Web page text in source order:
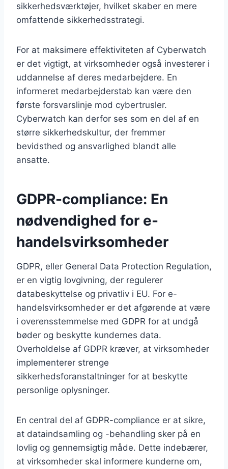
sikkerhedsværktøjer, hvilket skaber en mere
omfattende sikkerhedsstrategi.
For at maksimere effektiviteten af Cyberwatch
er det vigtigt, at virksomheder også investerer i
uddannelse af deres medarbejdere. En
informeret medarbejderstab kan være den
første forsvarslinje mod cybertrusler.
Cyberwatch kan derfor ses som en del af en
større sikkerhedskultur, der fremmer
bevidsthed og ansvarlighed blandt alle
ansatte.
GDPR-compliance: En
nødvendighed for e-
handelsvirksomheder
GDPR, eller General Data Protection Regulation,
er en vigtig lovgivning, der regulerer
databeskyttelse og privatliv i EU. For e-
handelsvirksomheder er det afgørende at være
i overensstemmelse med GDPR for at undgå
bøder og beskytte kundernes data.
Overholdelse af GDPR kræver, at virksomheder
implementerer strenge
sikkerhedsforanstaltninger for at beskytte
personlige oplysninger.
En central del af GDPR-compliance er at sikre,
at dataindsamling og -behandling sker på en
lovlig og gennemsigtig måde. Dette indebærer,
at virksomheder skal informere kunderne om,